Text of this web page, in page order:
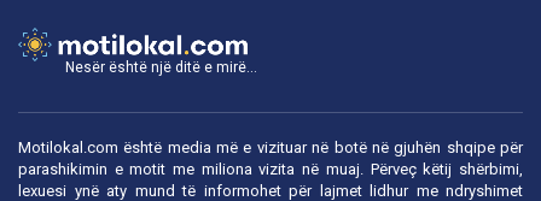
Nesër është një ditë e mirë...
Motilokal.com është media më e vizituar në botë në gjuhën shqipe për
parashikimin e motit me miliona vizita në muaj. Përveç këtij shërbimi,
lexuesi ynë aty mund të informohet për lajmet lidhur me ndryshimet